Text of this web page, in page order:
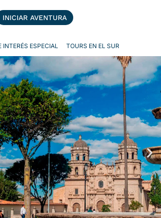
INICIAR AVENTURA
INTERÉS ESPECIAL TOURS EN EL SUR